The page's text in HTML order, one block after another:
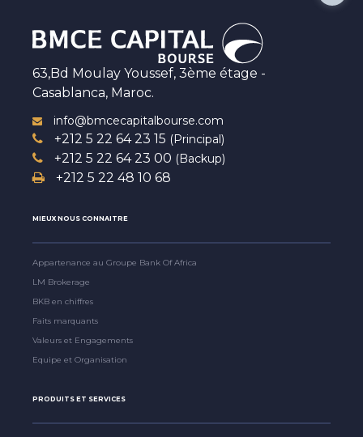
63,Bd Moulay Youssef, 3ème étage -
Casablanca, Maroc.
info@bmcecapitalbourse.com
+212 5 22 64 23 15 (Principal)
+212 5 22 64 23 00 (Backup)
+212 5 22 48 10 68
MIEUX NOUS CONNAITRE
Appartenance au Groupe Bank Of Africa
LM Brokerage
BKB en chiffres
Faits marquants
Valeurs et Engagements
Equipe et Organisation
PRODUITS ET SERVICES